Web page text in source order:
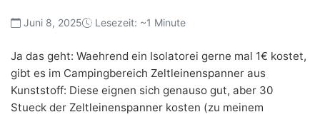
Juni 8, 2025 Lesezeit: ~1 Minute
Ja das geht: Waehrend ein Isolatorei gerne mal 1€ kostet,
gibt es im Campingbereich Zeltleinenspanner aus
Kunststoff: Diese eignen sich genauso gut, aber 30
Stueck der Zeltleinenspanner kosten (zu meinem